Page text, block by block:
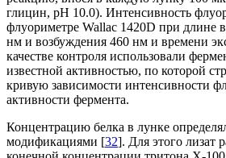
глицин, pH 10.0). Интенсивность
флуориметре Wallac 1420D при длине
нм и возбуждения 460 нм и времени
качестве контроля использовали
известной активностью, по которой
кривую зависимости интенсивности
активности фермента.
Концентрацию белка в лунке
модификациями [32]. Для этого лизат